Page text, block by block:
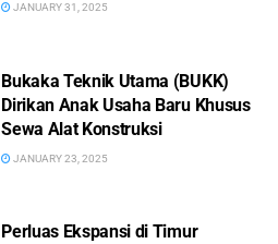
JANUARY 31, 2025
Bukaka Teknik Utama (BUKK)
Dirikan Anak Usaha Baru Khusus
Sewa Alat Konstruksi
JANUARY 23, 2025
Perluas Ekspansi di Timur